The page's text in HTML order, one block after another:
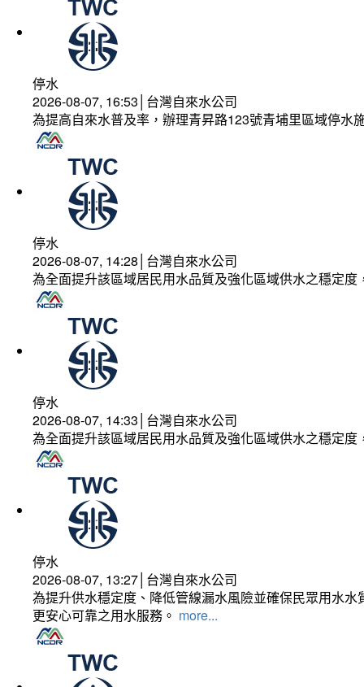
停水
2026-08-07, 16:53│台灣自來水公司
為提高自來水普及率，辦理青昇路123號青埔里區域停水
停水
2026-08-07, 14:28│台灣自來水公司
為全面提升該區域居民用水品質及強化區域供水之穩定
停水
2026-08-07, 14:33│台灣自來水公司
為全面提升該區域居民用水品質及強化區域供水之穩定
停水
2026-08-07, 13:27│台灣自來水公司
為提升供水穩定度、降低管線漏水風險並確保民眾用水
更安心可靠之用水服務。 more...